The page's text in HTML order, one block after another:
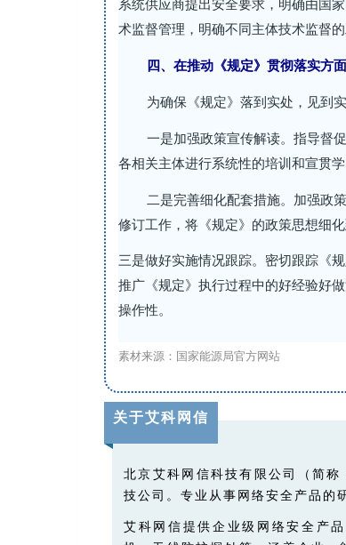
系统供应商提出安全要求，明确由国
术监督管理，明确不同主体技术监督
四、在推动《规定》贯彻落实方
为确保《规定》落到实处，见到
一是加强政策宣传解读。指导督
各相关主体进行系统性的培训和宣贯学
二是完善细化配套措施。加强政
修订工作，将《规定》的政策思想细
三是做好实施情况跟踪。密切跟踪《
推广《规定》执行过程中的好经验好
操作性。
素材来源：国家能源局官方网站
关于艾科网信
北京艾科网信科技有限公司（简
技公司。专业从事网络安全产品的
艾科网信提供企业级网络安全产